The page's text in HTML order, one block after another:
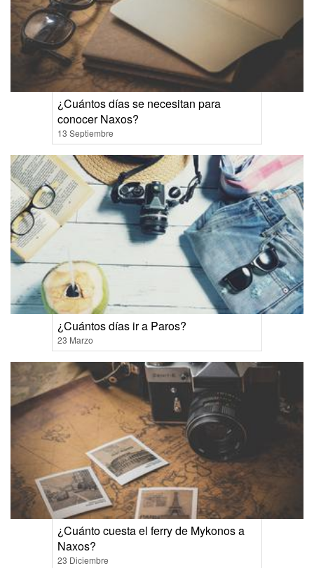
¿Cuántos días se necesitan para
conocer Naxos?
13 Septiembre
¿Cuántos días ir a Paros?
23 Marzo
¿Cuánto cuesta el ferry de Mykonos a
Naxos?
23 Diciembre